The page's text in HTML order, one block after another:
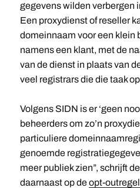
gegevens wilden verbergen
Een proxydienst of reseller
domeinnaam voor een klein
namens een klant, met de
van de dienst in plaats van
veel registrars die die taak
Volgens SIDN is er ‘geen
beheerders om zo’n
particuliere
genoemde
meer publiek zien”, schrijft
daarnaast op deopt-